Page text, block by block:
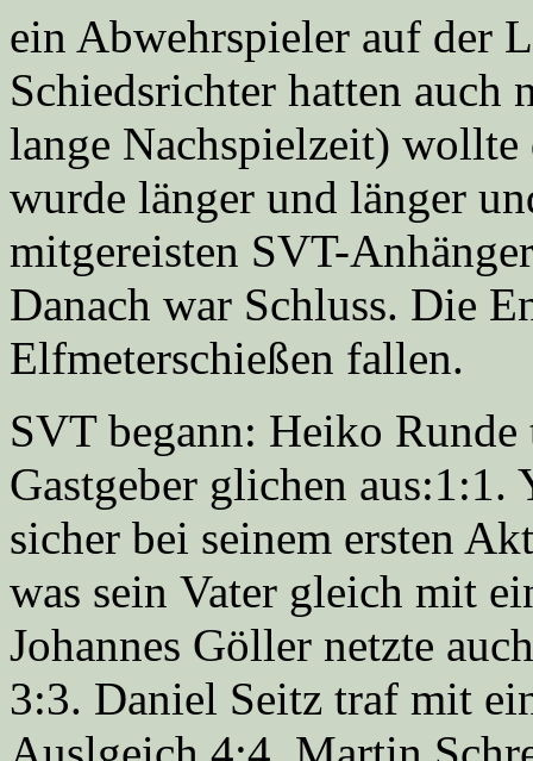
ein Abwehrspieler auf der
Schiedsrichter hatten
lange Nachspielzeit)
wurde länger und länger
mitgereisten SVT-
Danach war Schluss. Die
Elfmeterschießen fallen.
SVT begann: Heiko
Gastgeber glichen
sicher bei seinem ersten
was sein Vater gleich mit
Johannes Göller netzte
3:3. Daniel Seitz traf mit